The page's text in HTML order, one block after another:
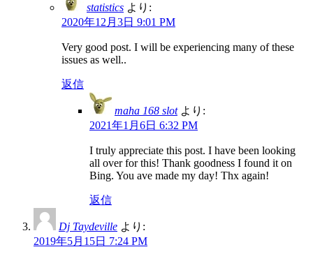
statistics より:
2020年12月3日 9:01 PM
Very good post. I will be experiencing many of these
issues as well..
返信
maha 168 slot より:
2021年1月6日 6:32 PM
I truly appreciate this post. I have been looking
all over for this! Thank goodness I found it on
Bing. You ave made my day! Thx again!
返信
Dj Taydeville より:
2019年5月15日 7:24 PM